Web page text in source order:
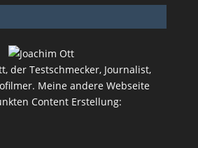
der Testschmecker, Journalist,
Meine andere Webseite
Content Erstellung: